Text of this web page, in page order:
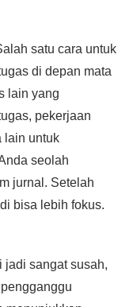
satu cara untuk
di depan mata
lain yang
pekerjaan
lain untuk
seolah
jurnal. Setelah
bisa lebih fokus.
jadi sangat susah,